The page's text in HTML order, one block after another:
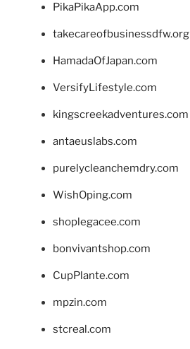
PikaPikaApp.com
takecareofbusinessdfw.org
HamadaOfJapan.com
VersifyLifestyle.com
kingscreekadventures.com
antaeuslabs.com
purelycleanchemdry.com
WishOping.com
shoplegacee.com
bonvivantshop.com
CupPlante.com
mpzin.com
stcreal.com